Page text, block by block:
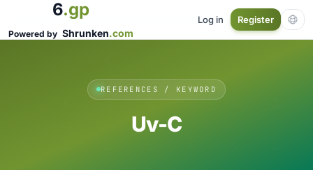
6.gp
Powered by Shrunken.com
Log in Register
REFERENCES / KEYWORD
Uv-C